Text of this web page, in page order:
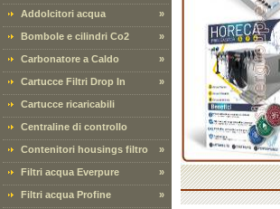
Addolcitori acqua »
Bombole e cilindri Co2 »
Carbonatore a Caldo »
Cartucce Filtri Drop In »
Cartucce ricaricabili
Centraline di controllo
Contenitori housings filtro »
Filtri acqua Everpure »
Filtri acqua Profine »